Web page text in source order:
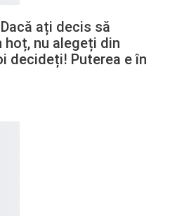
ați decis să
hoț, nu alegeți din
decideți! Puterea e în